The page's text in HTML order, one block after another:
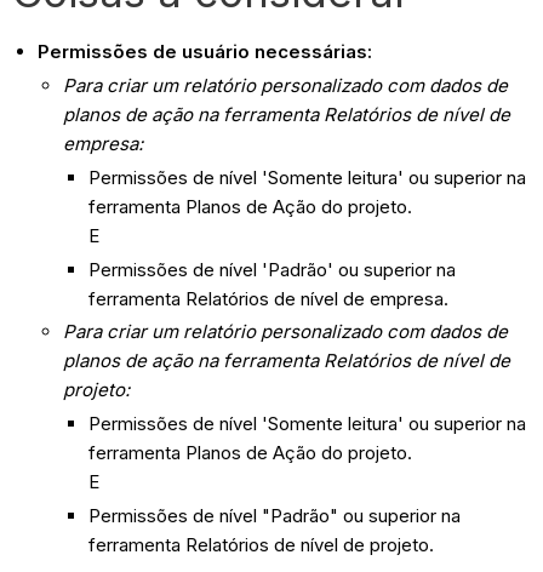
Permissões de usuário necessárias:
Para criar um relatório personalizado com dados de
planos de ação na ferramenta Relatórios de nível de
empresa:
Permissões de nível 'Somente leitura' ou superior na
ferramenta Planos de Ação do projeto.
E
Permissões de nível 'Padrão' ou superior na
ferramenta Relatórios de nível de empresa.
Para criar um relatório personalizado com dados de
planos de ação na ferramenta Relatórios de nível de
projeto:
Permissões de nível 'Somente leitura' ou superior na
ferramenta Planos de Ação do projeto.
E
Permissões de nível "Padrão" ou superior na
ferramenta Relatórios de nível de projeto.